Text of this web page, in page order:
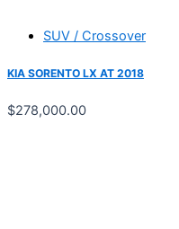
SUV / Crossover
KIA SORENTO LX AT 2018
$278,000.00